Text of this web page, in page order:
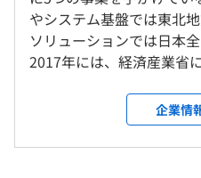
・土木システム
・災害情報システム
・中小企業経営診断システム
・交通事故情報システム
会社の定める場所（テレワ
＜変更範囲＞
会社の定める場所（テレワ
受動喫煙防止措置に関する
・夏季休暇(1日)
交通費支給（上限4万円）
やシステム基盤では東北
ソリューションでは日本
2017年には、経済産業省
の気質を生かして事業を拡大し
信／金融／流通／保険な
らず、さまざまな分野の
企業情